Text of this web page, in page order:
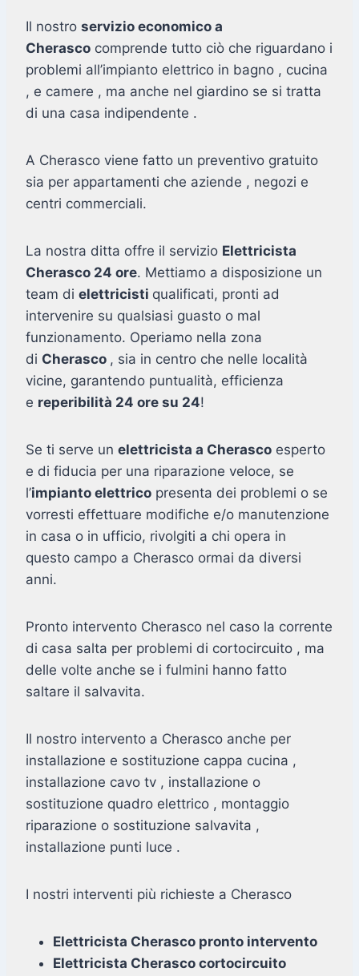
Il nostro servizio economico a
Cherasco comprende tutto ciò che riguardano i
problemi all’impianto elettrico in bagno , cucina
, e camere , ma anche nel giardino se si tratta
di una casa indipendente .
A Cherasco viene fatto un preventivo gratuito
sia per appartamenti che aziende , negozi e
centri commerciali.
La nostra ditta offre il servizio Elettricista
Cherasco 24 ore. Mettiamo a disposizione un
team di elettricisti qualificati, pronti ad
intervenire su qualsiasi guasto o mal
funzionamento. Operiamo nella zona
di Cherasco , sia in centro che nelle località
vicine, garantendo puntualità, efficienza
e reperibilità 24 ore su 24!
Se ti serve un elettricista a Cherasco esperto
e di fiducia per una riparazione veloce, se
l’impianto elettrico presenta dei problemi o se
vorresti effettuare modifiche e/o manutenzione
in casa o in ufficio, rivolgiti a chi opera in
questo campo a Cherasco ormai da diversi
anni.
Pronto intervento Cherasco nel caso la corrente
di casa salta per problemi di cortocircuito , ma
delle volte anche se i fulmini hanno fatto
saltare il salvavita.
Il nostro intervento a Cherasco anche per
installazione e sostituzione cappa cucina ,
installazione cavo tv , installazione o
sostituzione quadro elettrico , montaggio
riparazione o sostituzione salvavita ,
installazione punti luce .
I nostri interventi più richieste a Cherasco
Elettricista Cherasco pronto intervento
Elettricista Cherasco cortocircuito